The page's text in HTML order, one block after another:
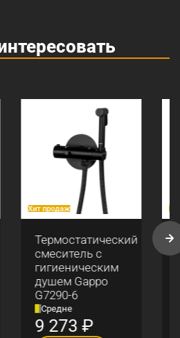
Хит продаж
Термостатический
смеситель с
гигиеническим
душем Gappo
G7290-6
Средне
9 273₽